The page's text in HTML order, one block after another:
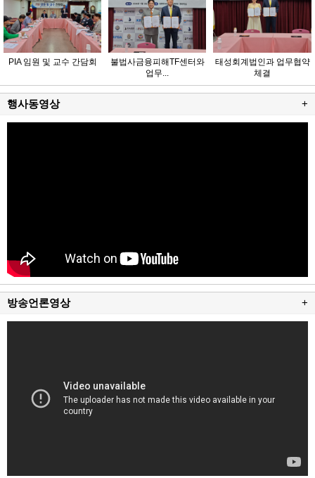
PIA 임원 및 교수 간담회
불법사금융피해TF센터와
업무...
태성회계법인과 업무협약
체결
행사동영상 +
방송언론영상 +